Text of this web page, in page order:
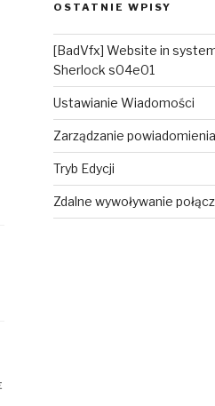
OSTATNIE WPISY
[BadVfx] Website in
Sherlock s04e01
Ustawianie Wiadomości
Zarządzanie
Tryb Edycji
Zdalne wywoływanie